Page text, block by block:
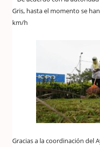
Gris, hasta el momento se
km/h
Gracias a la coordinación del